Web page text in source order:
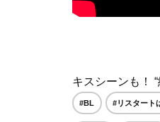
キスシーンも！
#BL #リスタート